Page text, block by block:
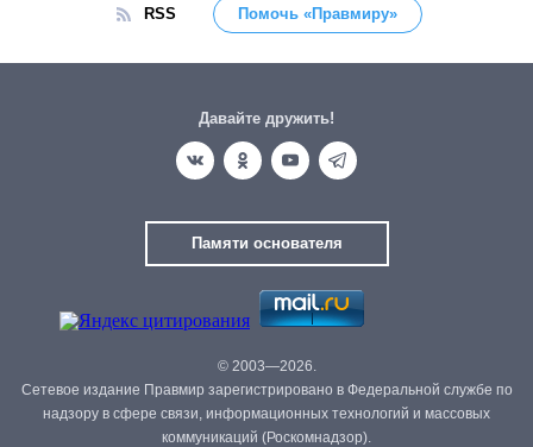
RSS Помочь «Правмиру»
Давайте дружить!
Памяти основателя
© 2003—2026.
Сетевое издание Правмир зарегистрировано в Федеральной службе по
надзору в сфере связи, информационных технологий и массовых
коммуникаций (Роскомнадзор).